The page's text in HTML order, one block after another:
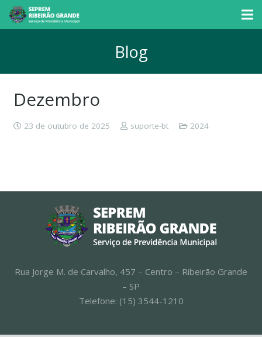
Blog
Dezembro
23 de outubro de 2025 suporte-bt 2024
Rua Jorge M. de Carvalho, 457 – Centro – Ribeirão Grande
– SP
Telefone: (15) 3544-1210